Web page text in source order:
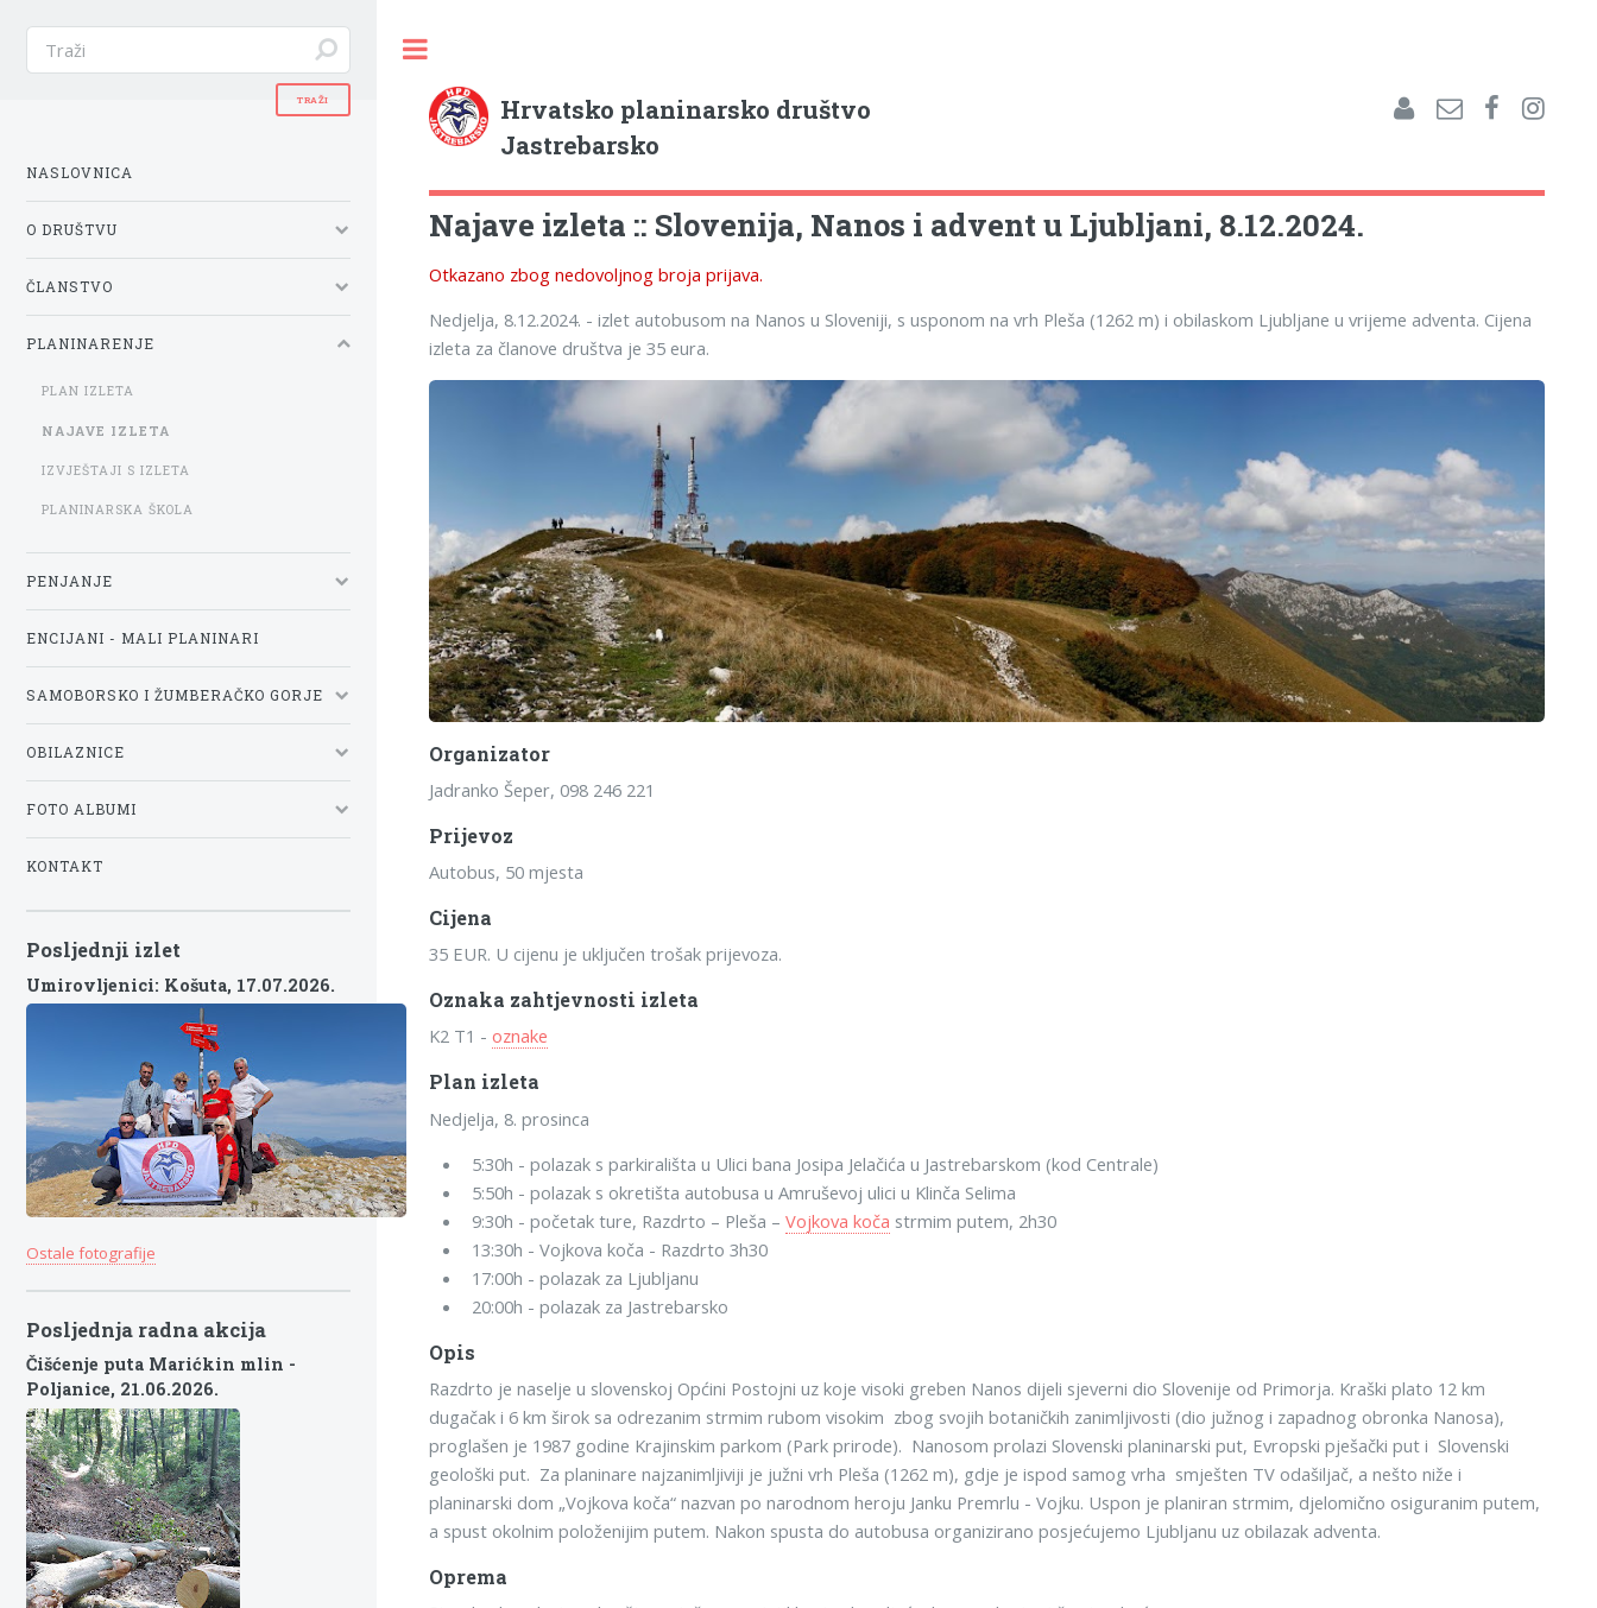
Hrvatsko planinarsko društvo
Jastrebarsko
Najave izleta :: Slovenija, Nanos i advent u Ljubljani, 8.12.2024.
Otkazano zbog nedovoljnog broja prijava.
Nedjelja, 8.12.2024. - izlet autobusom na Nanos u Sloveniji, s usponom na vrh Pleša (1262 m) i obilaskom Ljubljane u vrijeme adventa. Cijena
izleta za članove društva je 35 eura.
Organizator
Jadranko Šeper, 098 246 221
Prijevoz
Autobus, 50 mjesta
Cijena
35 EUR. U cijenu je uključen trošak prijevoza.
Oznaka zahtjevnosti izleta
K2 T1 - oznake
Plan izleta
Nedjelja, 8. prosinca
5:30h - polazak s parkirališta u Ulici bana Josipa Jelačića u Jastrebarskom (kod Centrale)
5:50h - polazak s okretišta autobusa u Amruševoj ulici u Klinča Selima
9:30h - početak ture, Razdrto – Pleša –Vojkova koča strmim putem, 2h30
13:30h - Vojkova koča - Razdrto 3h30
17:00h - polazak za Ljubljanu
20:00h - polazak za Jastrebarsko
Opis
Razdrto je naselje u slovenskoj Općini Postojni uz koje visoki greben Nanos dijeli sjeverni dio Slovenije od Primorja. Kraški plato 12 km
dugačak i 6 km širok sa odrezanim strmim rubom visokim zbog svojih botaničkih zanimljivosti (dio južnog i zapadnog obronka Nanosa),
proglašen je 1987 godine Krajinskim parkom (Park prirode). Nanosom prolazi Slovenski planinarski put, Evropski pješački put i Slovenski
geološki put. Za planinare najzanimljiviji je južni vrh Pleša (1262 m), gdje je ispod samog vrha smješten TV odašiljač, a nešto niže i
planinarski dom „Vojkova koča“ nazvan po narodnom heroju Janku Premrlu - Vojku. Uspon je planiran strmim, djelomično osiguranim putem,
a spust okolnim položenijim putem. Nakon spusta do autobusa organizirano posjećujemo Ljubljanu uz obilazak adventa.
Oprema
NASLOVNICA
O DRUŠTVU
ČLANSTVO
PLANINARENJE
PLAN IZLETA
NAJAVE IZLETA
IZVJEŠTAJI S IZLETA
PLANINARSKA ŠKOLA
PENJANJE
ENCIJANI - MALI PLANINARI
SAMOBORSKO I ŽUMBERAČKO GORJE
OBILAZNICE
FOTO ALBUMI
KONTAKT
Posljednji izlet
Umirovljenici: Košuta, 17.07.2026.
Ostale fotografije
Posljednja radna akcija
Čišćenje puta Marićkin mlin -
Poljanice, 21.06.2026.